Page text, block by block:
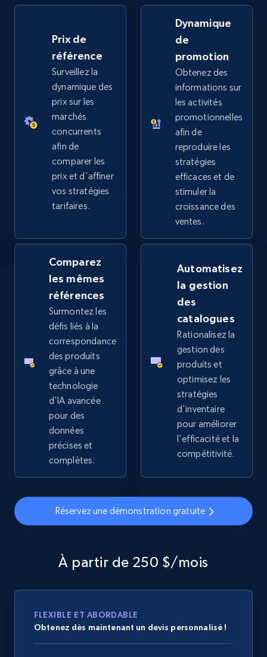
Prix de
référence
Surveillez la
dynamique des
prix sur les
marchés
concurrents
afin de
comparer les
prix et d'affiner
vos stratégies
tarifaires.
Dynamique
de
promotion
Obtenez des
informations sur
les activités
promotionnelles
afin de
reproduire les
stratégies
efficaces et de
stimuler la
croissance des
ventes.
Comparez
les mêmes
références
Surmontez les
défis liés à la
correspondance
des produits
grâce à une
technologie
d'IA avancée
pour des
données
précises et
complètes.
Automatisez
la gestion
des
catalogues
Rationalisez la
gestion des
produits et
optimisez les
stratégies
d'inventaire
pour améliorer
l'efficacité et la
compétitivité.
Réservez une démonstration gratuite
À partir de 250 $/mois
FLEXIBLE ET ABORDABLE
Obtenez dès maintenant un devis personnalisé !